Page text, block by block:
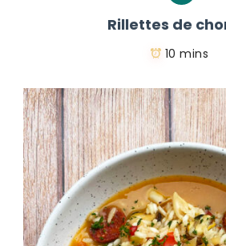
Rillettes de
10 mins